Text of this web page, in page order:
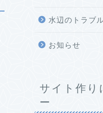
水辺のトラブ
お知らせ
サイト作り
ー